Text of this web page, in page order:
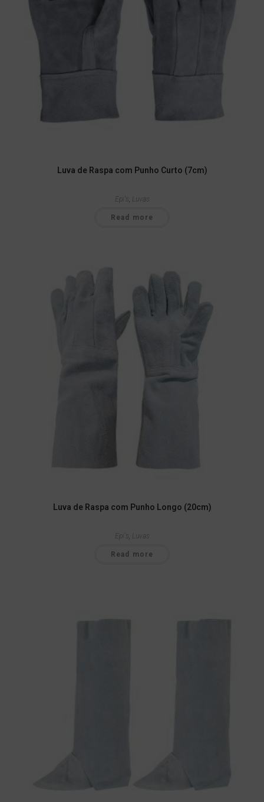
Luva de Raspa com Punho Curto (7cm)
Epi's Luvas
Read more
Luva de Raspa com Punho Longo (20cm)
Epi's , Luvas
Read more